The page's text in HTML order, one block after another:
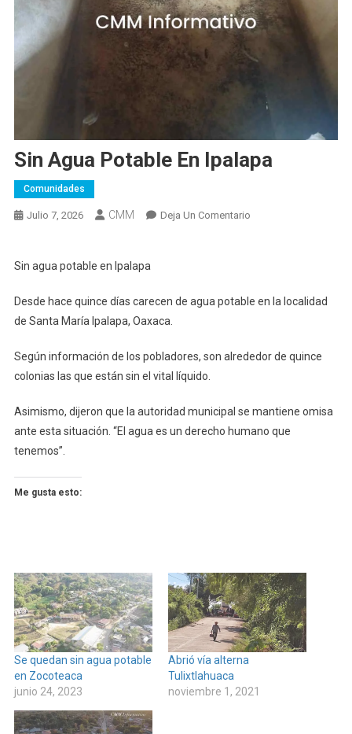
Sin Agua Potable En Ipalapa
Comunidades
Julio 7, 2026 CMM Deja Un ComentarioEn
Ipalapa
Sin agua potable en Ipalapa
Desde hace quince días carecen de agua potable en la localidad
de Santa María Ipalapa, Oaxaca.
Según información de los pobladores, son alrededor de quince
colonias las que están sin el vital líquido.
Asimismo, dijeron que la autoridad municipal se mantiene omisa
ante esta situación. “El agua es un derecho humano que
tenemos”.
Me gusta esto:
Se quedan sin agua potable
en Zocoteaca
junio 24, 2023
Abrió vía alterna
Tulixtlahuaca
noviembre 1, 2021